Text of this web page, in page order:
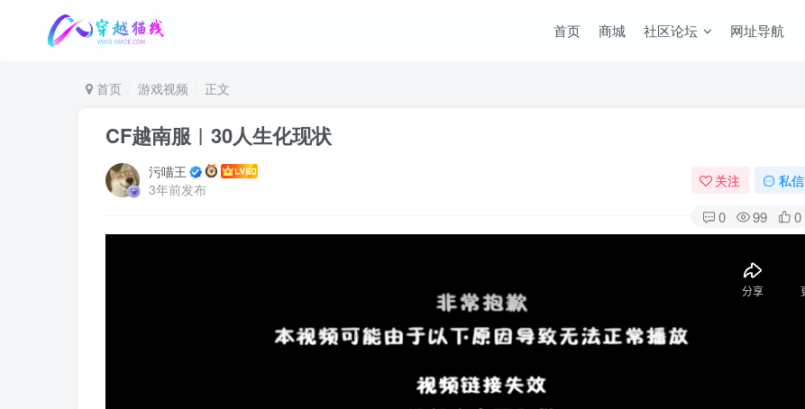
首页 商城 社区论坛 网址导航
首页 游戏视频 正文
CF越南服︱30人生化现状
污喵王
3年前发布
关注 私信
0 99 0